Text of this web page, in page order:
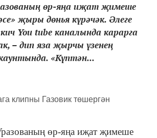
өр-яңа иҗат җимеше
җыры дөнья күрәчәк. Әлеге
You tube каналында карарга
– дип яза җырчы үзенең
«Күптән...
өр-яңа иҗат җимеше